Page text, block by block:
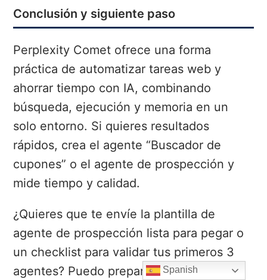
Conclusión y siguiente paso
Perplexity Comet ofrece una forma
práctica de automatizar tareas web y
ahorrar tiempo con IA, combinando
búsqueda, ejecución y memoria en un
solo entorno. Si quieres resultados
rápidos, crea el agente “Buscador de
cupones” o el agente de prospección y
mide tiempo y calidad.
¿Quieres que te envíe la plantilla de
agente de prospección lista para pegar o
un checklist para validar tus primeros 3
agentes? Puedo prepararlo y adaptarlo a
Spanish